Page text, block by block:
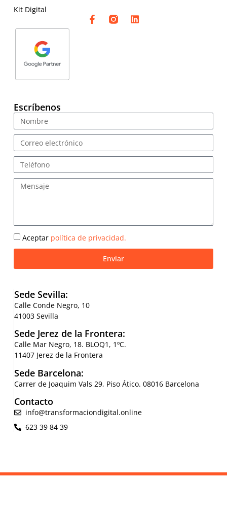
Kit Digital
Escríbenos
Aceptar política de privacidad.
Enviar
Sede Sevilla:
Calle Conde Negro, 10
41003 Sevilla
Sede Jerez de la Frontera:
Calle Mar Negro, 18. BLOQ1, 1ºC.
11407 Jerez de la Frontera
Sede Barcelona:
Carrer de Joaquim Vals 29, Piso Ático. 08016 Barcelona
Contacto
info@transformaciondigital.online
623 39 84 39
Política de cookies|Política de Privacidad|Política de Calidad y